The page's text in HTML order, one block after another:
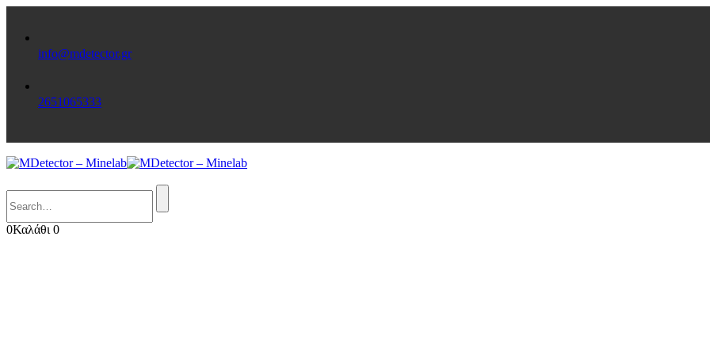
info@mdetector.gr
2651065333
0Καλάθι 0